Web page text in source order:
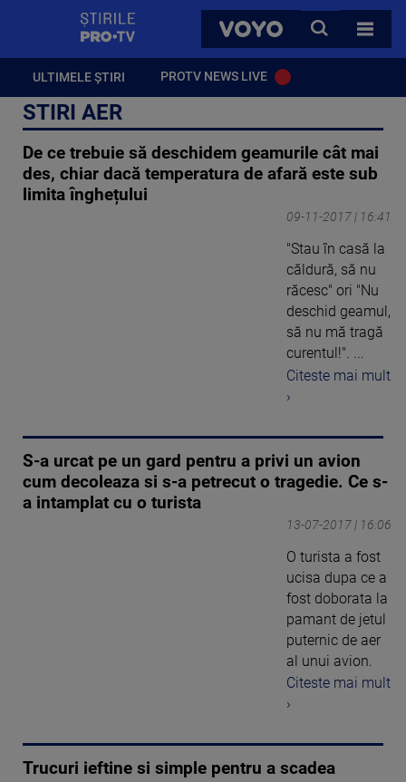
VOYO
CAUTA
TOATE
ULTIMELE ȘTIRI PROTV NEWS LIVE
STIRI AER
De ce trebuie să deschidem geamurile cât mai
des, chiar dacă temperatura de afară este sub
limita înghețului
09-11-2017 | 16:41
"Stau în casă la
căldură, să nu
răcesc" ori "Nu
deschid geamul,
să nu mă tragă
curentul!". ...
Citeste mai mult
›
S-a urcat pe un gard pentru a privi un avion
cum decoleaza si s-a petrecut o tragedie. Ce s-
a intamplat cu o turista
13-07-2017 | 16:06
O turista a fost
ucisa dupa ce a
fost doborata la
pamant de jetul
puternic de aer
al unui avion.
Citeste mai mult
›
Trucuri ieftine si simple pentru a scadea